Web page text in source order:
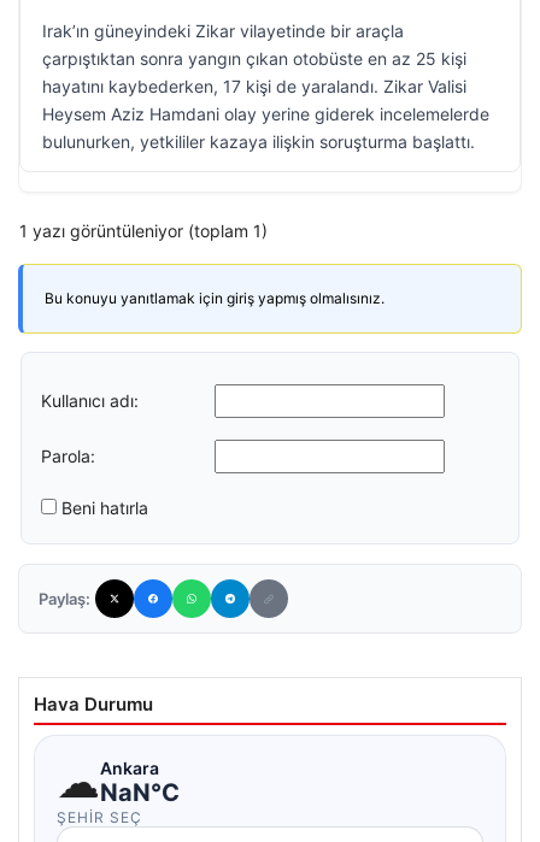
Irak’ın güneyindeki Zikar vilayetinde bir araçla
çarpıştıktan sonra yangın çıkan otobüste en az 25 kişi
hayatını kaybederken, 17 kişi de yaralandı. Zikar Valisi
Heysem Aziz Hamdani olay yerine giderek incelemelerde
bulunurken, yetkililer kazaya ilişkin soruşturma başlattı.
1 yazı görüntüleniyor (toplam 1)
Bu konuyu yanıtlamak için giriş yapmış olmalısınız.
Kullanıcı adı:
Parola:
Beni hatırla
Paylaş:
Hava Durumu
☁Ankara
NaN°C
ŞEHIR SEÇ